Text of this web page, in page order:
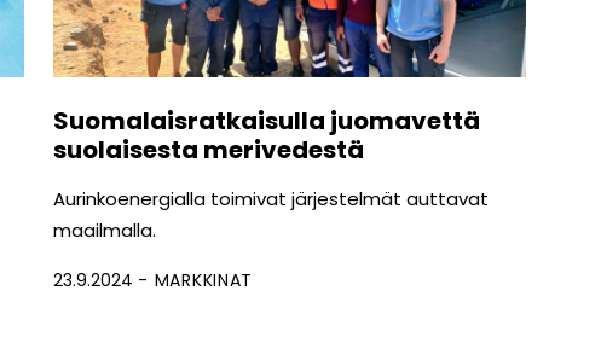
Suomalaisratkaisulla juomavettä
suolaisesta merivedestä
Aurinkoenergialla toimivat järjestelmät auttavat
maailmalla.
23.9.2024 MARKKINAT